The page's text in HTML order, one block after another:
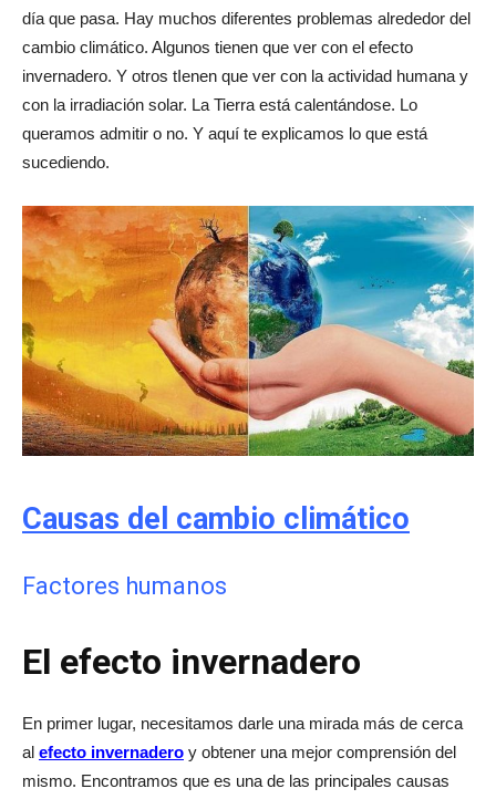
día que pasa. Hay muchos diferentes problemas alrededor del
cambio climático. Algunos tienen que ver con el efecto
invernadero. Y otros tIenen que ver con la actividad humana y
con la irradiación solar. La Tierra está calentándose. Lo
queramos admitir o no. Y aquí te explicamos lo que está
sucediendo.
Causas del cambio climático
Factores humanos
El efecto invernadero
En primer lugar, necesitamos darle una mirada más de cerca
al efecto invernadero y obtener una mejor comprensión del
mismo. Encontramos que es una de las principales causas